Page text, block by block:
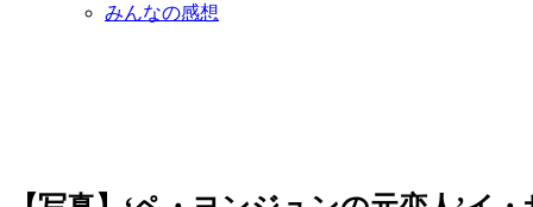
みんなの感想